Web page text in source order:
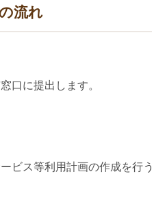
流れ
口に提出します。
ビス等利用計画の作成を行う